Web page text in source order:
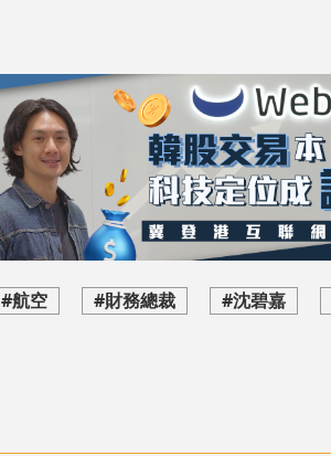
#航空 #財務總裁 #沈碧嘉